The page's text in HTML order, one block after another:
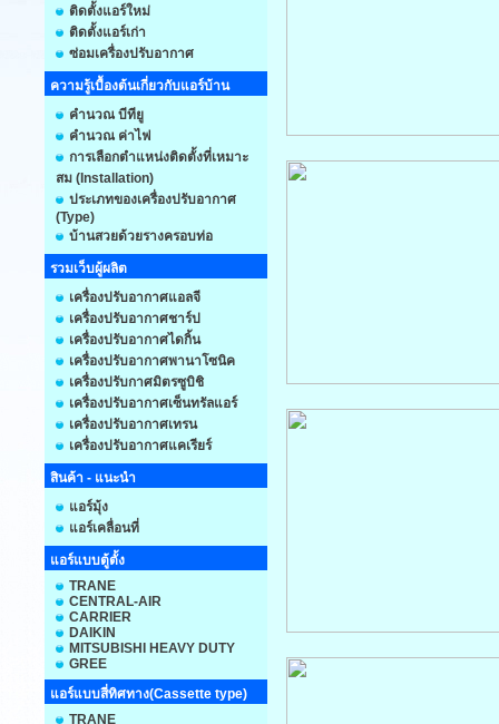
ติดตั้งแอร์ใหม่
ติดตั้งแอร์เก่า
ซ่อมเครื่องปรับอากาศ
ความรู้เบื้องต้นเกี่ยวกับแอร์บ้าน
คำนวณ บีทียู
คำนวณ ค่าไฟ
การเลือกตำแหน่งติดตั้งที่เหมาะ
สม (Installation)
ประเภทของเครื่องปรับอากาศ
(Type)
บ้านสวยด้วยรางครอบท่อ
รวมเว็บผู้ผลิต
เครื่องปรับอากาศแอลจี
เครื่องปรับอากาศชาร์ป
เครื่องปรับอากาศไดกิ้น
เครื่องปรับอากาศพานาโซนิค
เครื่องปรับกาศมิตรซูบิชิ
เครื่องปรับอากาศเซ็นทรัลแอร์
เครื่องปรับอากาศเทรน
เครื่องปรับอากาศแคเรียร์
สินค้า - แนะนำ
แอร์มุ้ง
แอร์เคลื่อนที่
แอร์แบบตู้ตั้ง
TRANE
CENTRAL-AIR
CARRIER
DAIKIN
MITSUBISHI HEAVY DUTY
GREE
แอร์แบบสี่ทิศทาง(Cassette type)
TRANE